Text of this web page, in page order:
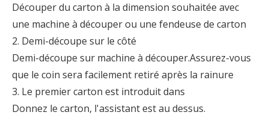
Découper du carton à la dimension souhaitée avec
une machine à découper ou une fendeuse de carton
2. Demi-découpe sur le côté
Demi-découpe sur machine à découper.Assurez-vous
que le coin sera facilement retiré après la rainure
3. Le premier carton est introduit dans
Donnez le carton, l'assistant est au dessus.